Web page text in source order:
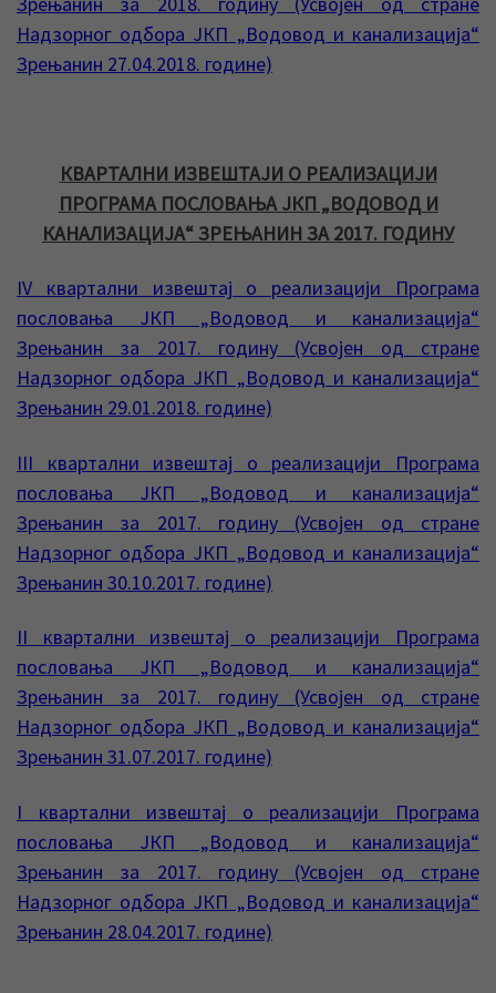
Надзорног одбора ЈКП „Водовод и канализација“
Зрењанин 27.04.2018. године)
КВАРТАЛНИ ИЗВЕШТАЈИ О РЕАЛИЗАЦИЈИ
ПРОГРАМА ПОСЛОВАЊА ЈКП „ВОДОВОД И
КАНАЛИЗАЦИЈА“ ЗРЕЊАНИН ЗА 2017. ГОДИНУ
IV квартални извештај о реализацији Програма
пословања ЈКП „Водовод и канализација“
Зрењанин за 2017. годину (Усвојен од стране
Надзорног одбора ЈКП „Водовод и канализација“
Зрењанин 29.01.2018. године)
III квартални извештај о реализацији Програма
пословања ЈКП „Водовод и канализација“
Зрењанин за 2017. годину (Усвојен од стране
Надзорног одбора ЈКП „Водовод и канализација“
Зрењанин 30.10.2017. године)
II квартални извештај о реализацији Програма
пословања ЈКП „Водовод и канализација“
Зрењанин за 2017. годину (Усвојен од стране
Надзорног одбора ЈКП „Водовод и канализација“
Зрењанин 31.07.2017. године)
I квартални извештај о реализацији Програма
пословања ЈКП „Водовод и канализација“
Зрењанин за 2017. годину (Усвојен од стране
Надзорног одбора ЈКП „Водовод и канализација“
Зрењанин 28.04.2017. године)